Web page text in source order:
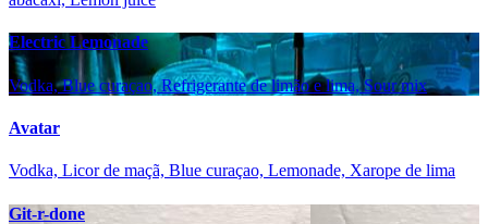
Electric Lemonade
Vodka, Blue curaçao, Refrigerante de limão e lima, Sour mix
Avatar
Vodka, Licor de maçã, Blue curaçao, Lemonade, Xarope de lima
Git-r-done